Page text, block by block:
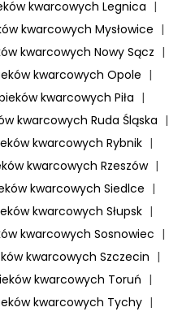
kwarcowych Legnica |
kwarcowych Mysłowice |
kwarcowych Nowy Sącz |
kwarcowych Opole |
kwarcowych Piła |
kwarcowych Ruda Śląska |
kwarcowych Rybnik |
kwarcowych Rzeszów |
kwarcowych Siedlce |
kwarcowych Słupsk |
kwarcowych Sosnowiec |
kwarcowych Szczecin |
kwarcowych Toruń |
kwarcowych Tychy |